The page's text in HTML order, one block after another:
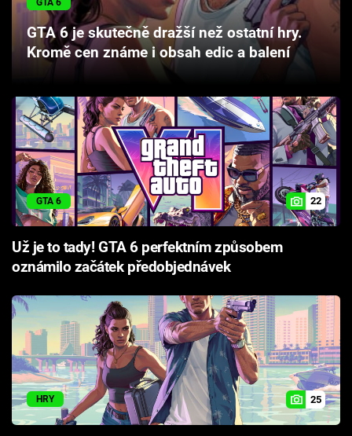
Cool Esport
Pořady
TV Program
Sledujte prima+
Přihlášení
Sledujte nás
GTA 6
GTA 6 je skutečně dražší než ostatní hry.
Kromě cen známe i obsah edic a balení
GTA 6 22
Už je to tady! GTA 6 perfektním způsobem
oznámilo začátek předobjednávek
HRY 25